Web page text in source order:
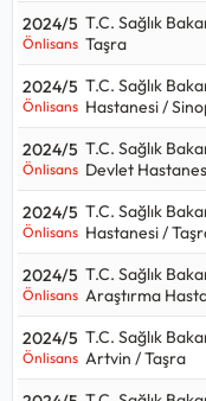
2024/5
Önlisans
T.C. Sağlık
Taşra
2024/5
Önlisans
T.C. Sağlık
Hastanesi /
2024/5
Önlisans
T.C. Sağlık
Devlet
2024/5
Önlisans
T.C. Sağlık
Hastanesi /
2024/5
Önlisans
T.C. Sağlık
Araştırma
2024/5
Önlisans
T.C. Sağlık
Artvin / Taşra